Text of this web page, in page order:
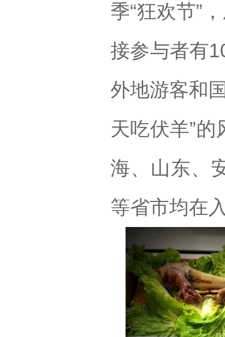
季“狂欢节”
接参与者有
外地游客和
天吃伏羊”
海、山东、
等省市均在